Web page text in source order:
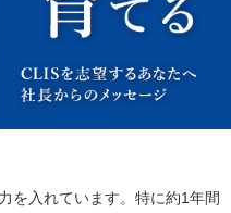
を入れています。特に約1年間